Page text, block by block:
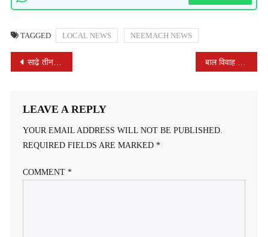
TAGGED LOCAL NEWS NEEMACH NEWS
POST
साढे़ तीन घंटे बस में सफर कर कोज्या पहुंचे कलेक्टर श्री चंद्रा
LEAVE A REPLY
YOUR EMAIL ADDRESS WILL NOT BE PUBLISHED.
REQUIRED FIELDS ARE MARKED *
COMMENT *